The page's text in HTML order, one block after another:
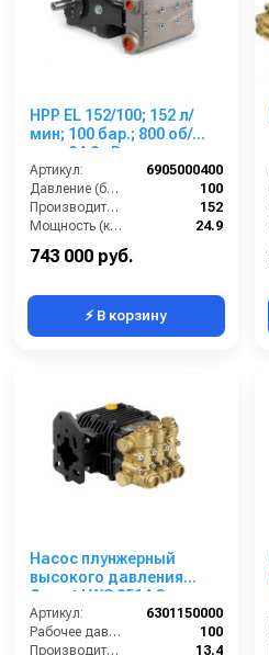
HPP EL 152/100; 152 л/
мин; 100 бар.; 800 об/
мин; 24,9 кВт.
Артикул:
6905000400
Давление (бар):
100
Производительность (л/мин):
152
Мощность (кВт):
24.9
743 000 руб.
⚡ В корзину
Насос плунжерный
высокого давления
Comet LWS 3514 G
(13,4/100) 1750 об/мин ø
20 мм п.в. HONDA
Артикул:
6301150000
Рабочее давление (бар):
100
Производительность (л/мин):
13.4